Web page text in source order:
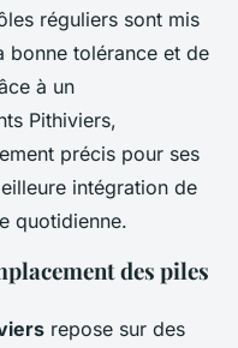
réguliers sont mis
bonne tolérance et de
à un
Pithiviers,
précis pour ses
intégration de
quotidienne.
des piles
repose sur des